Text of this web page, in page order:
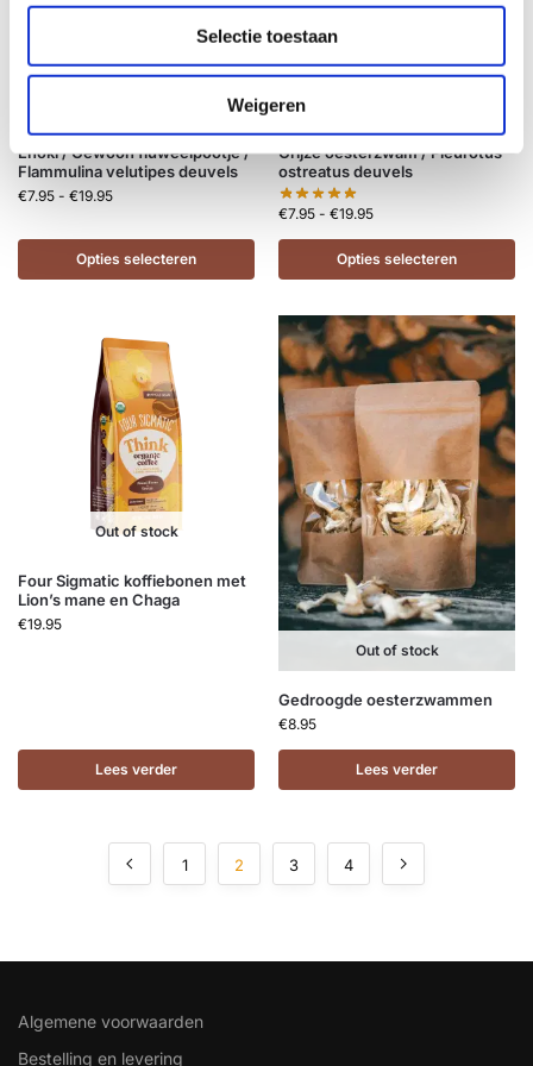
Selectie toestaan
Weigeren
Enoki / Gewoon fluweelpootje /
Flammulina velutipes deuvels
€7.95 - €19.95
Opties selecteren
Grijze oesterzwam / Pleurotus
ostreatus deuvels
€7.95 - €19.95
Opties selecteren
Out of stock
Four Sigmatic koffiebonen met
Lion’s mane en Chaga
€19.95
Lees verder
Out of stock
Gedroogde oesterzwammen
€8.95
Lees verder
1 2 3 4
Algemene voorwaarden
Bestelling en levering